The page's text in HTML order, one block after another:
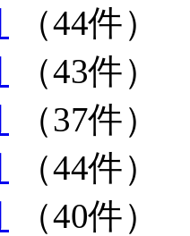
（44件）
（43件）
（37件）
（44件）
（40件）